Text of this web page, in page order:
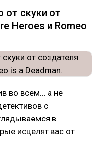
от скуки от
Heroes и Romeo
во всем... а не
с
в
исцелят вас от